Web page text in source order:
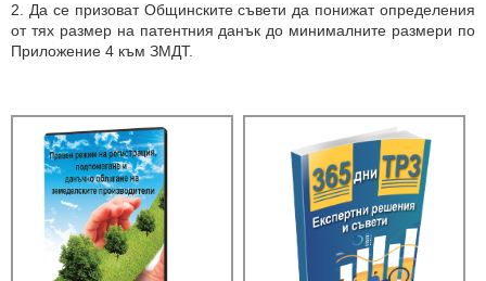
2. Да се призоват Общинските съвети да понижат определения
от тях размер на патентния данък до минималните размери по
Приложение 4 към ЗМДТ.